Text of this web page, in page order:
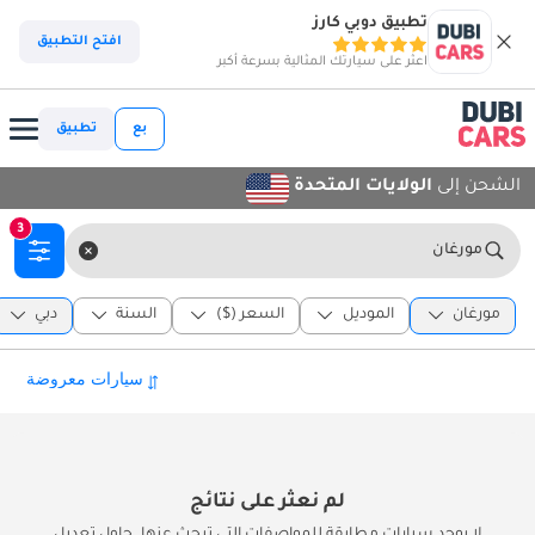
تطبيق دوبي كارز
اعثر على سيارتك المثالية بسرعة أكبر
افتح التطبيق
بع تطبيق
الشحن إلى الولايات المتحدة
مورغان
3
مورغان الموديل السعر ($) السنة دبي
لم نعثر على نتائج